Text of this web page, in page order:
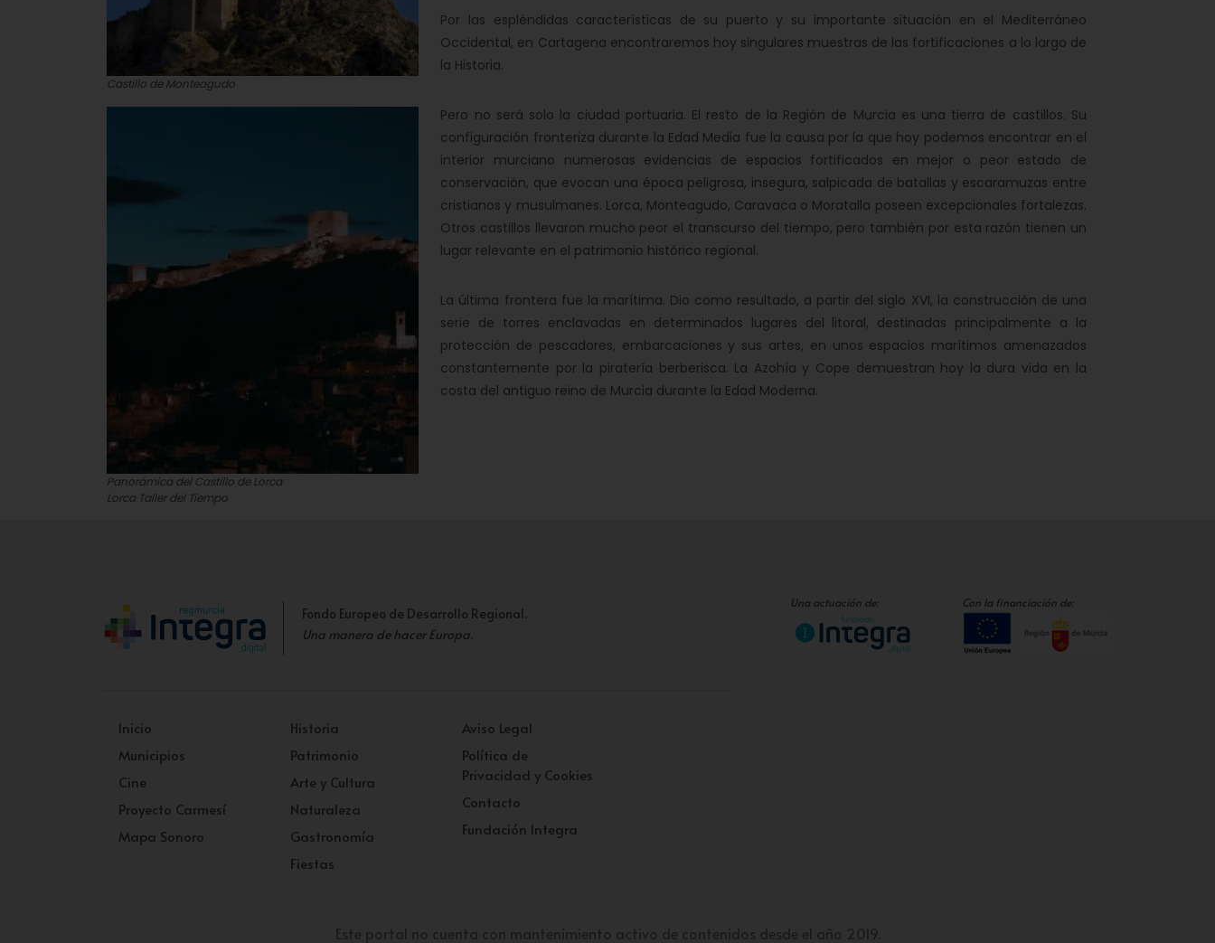
Por las espléndidas características de su puerto y su importante situación en el Mediterráneo
Occidental, en Cartagena encontraremos hoy singulares muestras de las fortificaciones a lo largo de
la Historia.
Pero no será solo la ciudad portuaria. El resto de la Región de Murcia es una tierra de castillos. Su
configuración fronteriza durante la Edad Media fue la causa por la que hoy podemos encontrar en el
interior murciano numerosas evidencias de espacios fortificados en mejor o peor estado de
conservación, que evocan una época peligrosa, insegura, salpicada de batallas y escaramuzas entre
cristianos y musulmanes. Lorca, Monteagudo, Caravaca o Moratalla poseen excepcionales fortalezas.
Otros castillos llevaron mucho peor el transcurso del tiempo, pero también por esta razón tienen un
lugar relevante en el patrimonio histórico regional.
La última frontera fue la marítima. Dio como resultado, a partir del siglo XVI, la construcción de una
serie de torres enclavadas en determinados lugares del litoral, destinadas principalmente a la
protección de pescadores, embarcaciones y sus artes, en unos espacios marítimos amenazados
constantemente por la piratería berberisca. La Azohía y Cope demuestran hoy la dura vida en la
costa del antiguo reino de Murcia durante la Edad Moderna.
Castillo de Monteagudo
Panorámica del Castillo de Lorca
Lorca Taller del Tiempo
Fondo Europeo de Desarrollo Regional.
Una manera de hacer Europa.
Inicio
Municipios
Cine
Proyecto Carmesí
Mapa Sonoro
Historia
Patrimonio
Arte y Cultura
Naturaleza
Gastronomía
Fiestas
Aviso Legal
Política de
Privacidad y Cookies
Contacto
Fundación Integra
Una actuación de: Con la financiación de: